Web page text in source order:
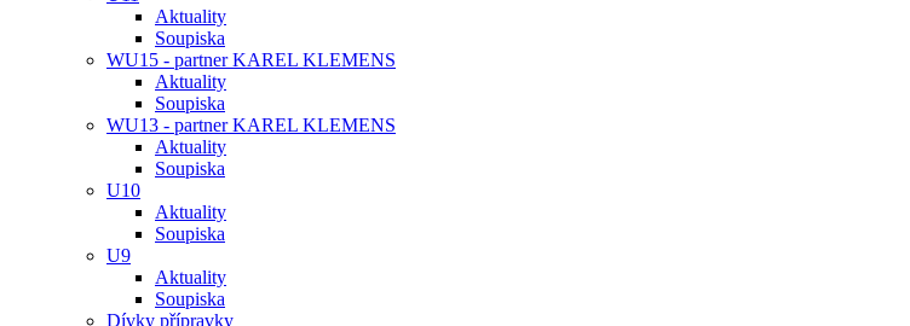
Aktuality
Soupiska
WU15 - partner KAREL KLEMENS
Aktuality
Soupiska
WU13 - partner KAREL KLEMENS
Aktuality
Soupiska
U10
Aktuality
Soupiska
U9
Aktuality
Soupiska
Dívky přípravky